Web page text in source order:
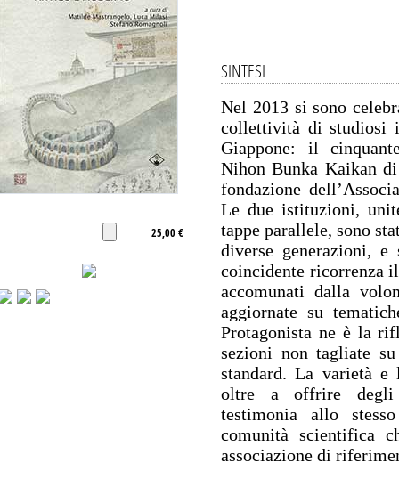
25,00 €
SINTESI
Nel 2013 si sono
collettività di studiosi
Giappone: il
Nihon Bunka Kaikan
fondazione
Le due istituzioni,
tappe parallele, sono
diverse generazioni,
coincidente ricorrenza
accomunati dalla
aggiornate su
Protagonista ne è la
sezioni non tagliate
standard. La varietà e
oltre a offrire degli
testimonia allo
comunità scientifica
associazione di